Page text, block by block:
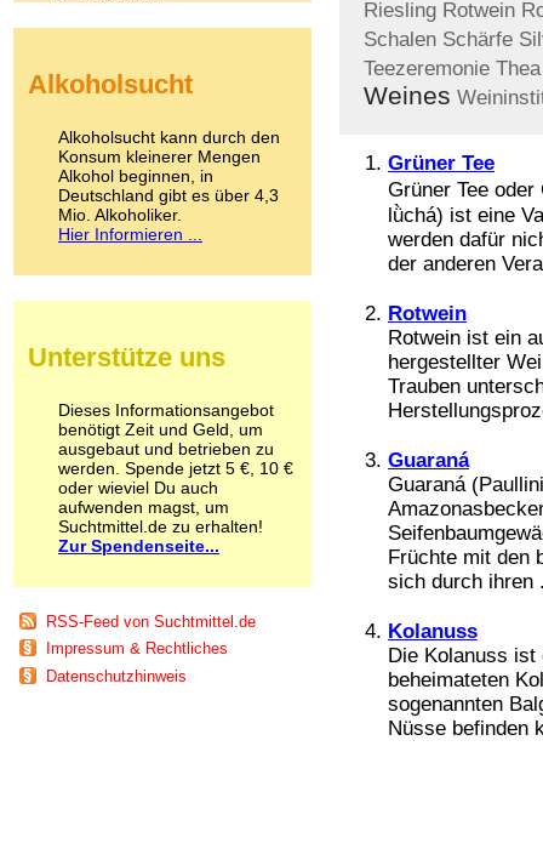
Riesling Rotwein
Schalen Schärfe
Teezeremonie Thea
Weines
Grüner Tee
Grüner Tee
lǜchá) ist eine
werden dafür
der anderen
Rotwein
Rotwein ist ein
hergestellter
Trauben
Guaraná
Guaraná
Früchte mit den
sich durch ihren
Kolanuss
Die Kolanuss ist
beheimateten
sogenannten
Nüsse befinden
Kokain
LSD
Marihuana
Medikamente
Meskalin
Metamphetamin
Methadon
Pilze
Psychopharmaka
Schlafmittel
Schmerzmittel
Schnüffelstoffe
Spice
Sucht / Süchte
Alkoholsucht
Co-Abhängigkeit
Computersucht
Ess-Brechsucht
Essstörungen
Fernsehsucht
Alkoholsucht
Alkoholsucht kann durch den
Konsum kleinerer Mengen
Alkohol beginnen, in
Deutschland gibt es über 4,3
Mio. Alkoholiker.
Hier Informieren ...
Unterstütze uns
Dieses Informationsangebot
benötigt Zeit und Geld, um
ausgebaut und betrieben zu
werden. Spende jetzt 5 €, 10 €
oder wieviel Du auch
aufwenden magst, um
Suchtmittel.de zu erhalten!
Zur Spendenseite...
RSS-Feed von Suchtmittel.de
Impressum & Rechtliches
Datenschutzhinweis